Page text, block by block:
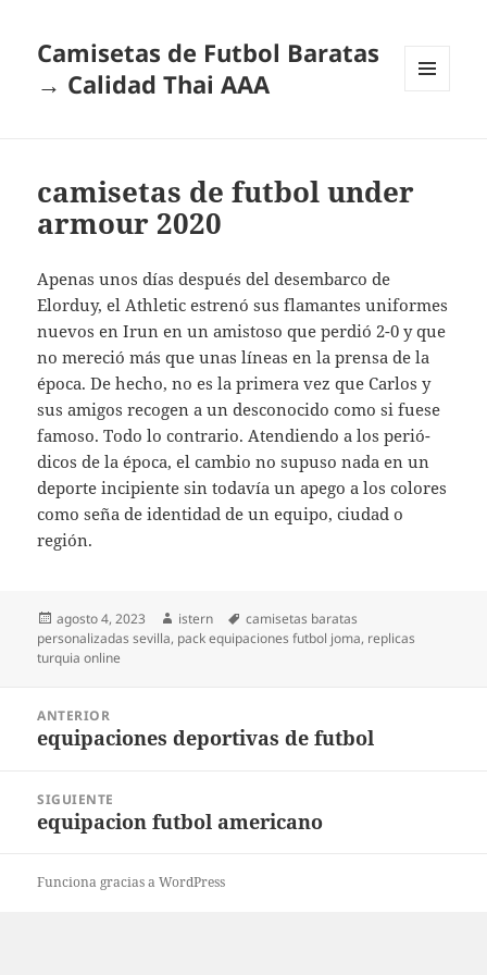
Camisetas de Futbol Baratas
→ Calidad Thai AAA
camisetas de futbol under
armour 2020
Apenas unos días después del desembarco de
Elorduy, el Athletic estrenó sus flamantes uniformes
nuevos en Irun en un amistoso que perdió 2-0 y que
no mereció más que unas líneas en la prensa de la
época. De hecho, no es la primera vez que Carlos y
sus amigos recogen a un desconocido como si fuese
famoso. Todo lo contrario. Atendiendo a los perió­
dicos de la época, el cambio no supuso nada en un
deporte ­incipiente sin todavía un apego a los colores
como seña de identidad de un equipo, ciudad o
región.
Publicado
el
agosto 4, 2023 Autor
istern Etiquetas
camisetas baratas
personalizadas sevilla, pack equipaciones futbol joma, replicas
turquia online
entradas
ANTERIOR
Entrada
equipaciones deportivas de futbol
SIGUIENTE
Entrada
equipacion futbol americano
Funciona gracias a WordPress